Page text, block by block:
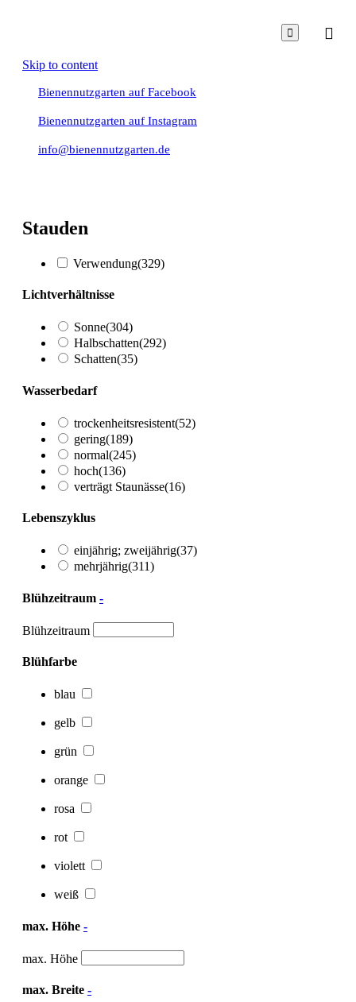

Skip to content
Bienennutzgarten auf Facebook
Bienennutzgarten auf Instagram
info@bienennutzgarten.de
Stauden
Verwendung(329)
Lichtverhältnisse
Sonne(304)
Halbschatten(292)
Schatten(35)
Wasserbedarf
trockenheitsresistent(52)
gering(189)
normal(245)
hoch(136)
verträgt Staunässe(16)
Lebenszyklus
einjährig; zweijährig(37)
mehrjährig(311)
Blühzeitraum -
Blühzeitraum
Blühfarbe
blau
gelb
grün
orange
rosa
rot
violett
weiß
max. Höhe -
max. Höhe
max. Breite -